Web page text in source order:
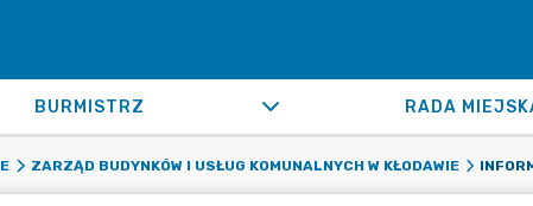
BURMISTRZ RADA
ZARZĄD BUDYNKÓW I USŁUG KOMUNALNYCH W KŁODAWIE